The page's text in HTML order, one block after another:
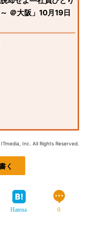
＠大阪」10月19日
Inc. All Rights Reserved.
く
Hatena 0